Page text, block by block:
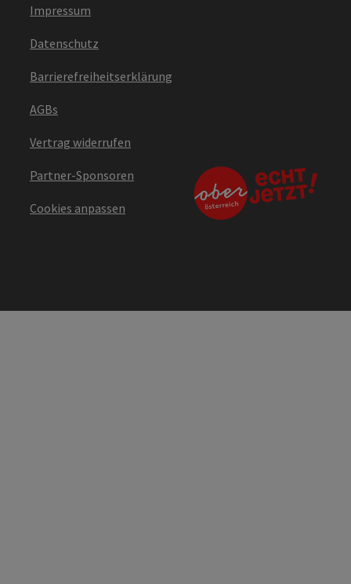
Impressum
Datenschutz
Barrierefreiheitserklärung
AGBs
Vertrag widerrufen
Partner-Sponsoren
Cookies anpassen